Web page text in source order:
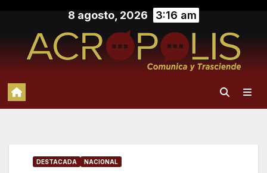
contenido
8 agosto, 2026 3:16 am
DESTACADA NACIONAL